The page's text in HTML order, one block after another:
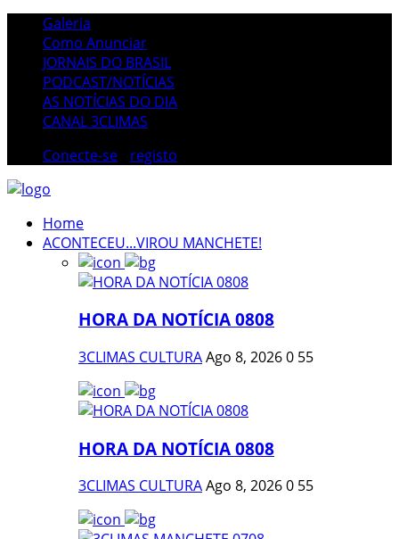
Galeria
Como Anunciar
JORNAIS DO BRASIL
PODCAST/NOTÍCIAS
AS NOTÍCIAS DO DIA
CANAL 3CLIMAS
Conecte-se
registo
Home
ACONTECEU...VIROU MANCHETE!
HORA DA NOTÍCIA 0808
3CLIMAS CULTURAAgo 8, 20260 55
HORA DA NOTÍCIA 0808
3CLIMAS CULTURAAgo 8, 20260 55